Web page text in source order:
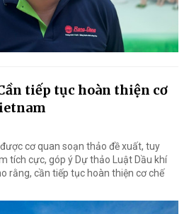
tiếp tục hoàn thiện cơ
cơ quan soạn thảo đề xuất, tuy
tích cực, góp ý Dự thảo Luật Dầu khí
rằng, cần tiếp tục hoàn thiện cơ chế